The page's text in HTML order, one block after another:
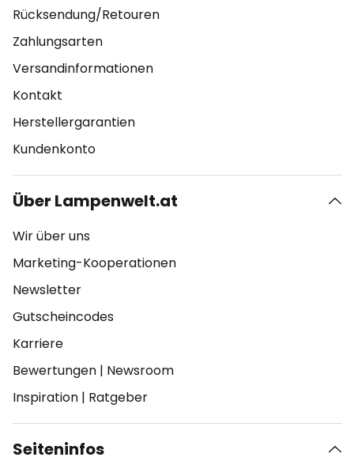
Rücksendung/Retouren
Zahlungsarten
Versandinformationen
Kontakt
Herstellergarantien
Kundenkonto
Über Lampenwelt.at
Wir über uns
Marketing-Kooperationen
Newsletter
Gutscheincodes
Karriere
Bewertungen | Newsroom
Inspiration | Ratgeber
Seiteninfos